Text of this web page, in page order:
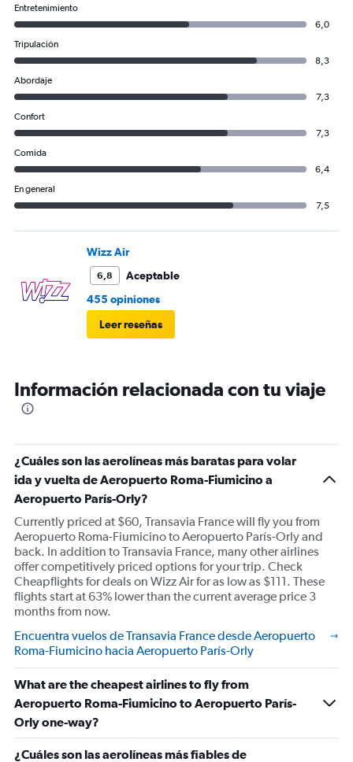
Entretenimiento
6,0
Tripulación
8,3
Abordaje
7,3
Confort
7,3
Comida
6,4
En general
7,5
Wizz Air
6,8
Aceptable
455 opiniones
Leer reseñas
Información relacionada con tu viaje
¿Cuáles son las aerolíneas más baratas para volar
ida y vuelta de Aeropuerto Roma-Fiumicino a
Aeropuerto París-Orly?
Currently priced at $60, Transavia France will fly you from
Aeropuerto Roma-Fiumicino to Aeropuerto París-Orly and
back. In addition to Transavia France, many other airlines
offer competitively priced options for your trip. Check
Cheapflights for deals on Wizz Air for as low as $111. These
flights start at 63% lower than the current average price 3
months from now.
Encuentra vuelos de Transavia France desde Aeropuerto
Roma-Fiumicino hacia Aeropuerto París-Orly
What are the cheapest airlines to fly from
Aeropuerto Roma-Fiumicino to Aeropuerto París-
Orly one-way?
¿Cuáles son las aerolíneas más fiables de